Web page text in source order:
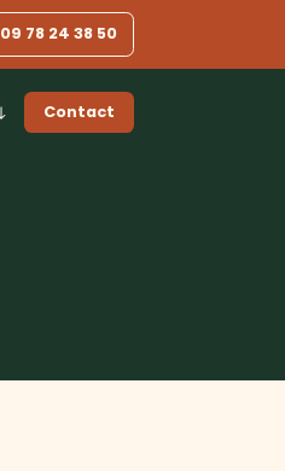
09 78 24 38 50
Contact